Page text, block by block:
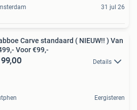
31 jul 26
Carve standaard ( NIEUW!! ) Van
Voor €99,-
Details
Eergisteren